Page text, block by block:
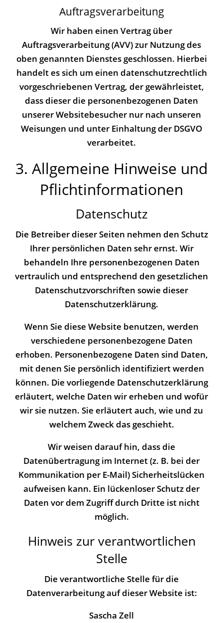
Auftragsverarbeitung
Wir haben einen Vertrag über
Auftragsverarbeitung (AVV) zur Nutzung des
oben genannten Dienstes geschlossen. Hierbei
handelt es sich um einen datenschutzrechtlich
vorgeschriebenen Vertrag, der gewährleistet,
dass dieser die personenbezogenen Daten
unserer Websitebesucher nur nach unseren
Weisungen und unter Einhaltung der DSGVO
verarbeitet.
3. Allgemeine Hinweise und
Pflicht­informationen
Datenschutz
Die Betreiber dieser Seiten nehmen den Schutz
Ihrer persönlichen Daten sehr ernst. Wir
behandeln Ihre personenbezogenen Daten
vertraulich und entsprechend den gesetzlichen
Datenschutzvorschriften sowie dieser
Datenschutzerklärung.
Wenn Sie diese Website benutzen, werden
verschiedene personenbezogene Daten
erhoben. Personenbezogene Daten sind Daten,
mit denen Sie persönlich identifiziert werden
können. Die vorliegende Datenschutzerklärung
erläutert, welche Daten wir erheben und wofür
wir sie nutzen. Sie erläutert auch, wie und zu
welchem Zweck das geschieht.
Wir weisen darauf hin, dass die
Datenübertragung im Internet (z. B. bei der
Kommunikation per E-Mail) Sicherheitslücken
aufweisen kann. Ein lückenloser Schutz der
Daten vor dem Zugriff durch Dritte ist nicht
möglich.
Hinweis zur verantwortlichen
Stelle
Die verantwortliche Stelle für die
Datenverarbeitung auf dieser Website ist:
Sascha Zell